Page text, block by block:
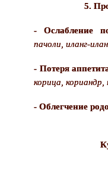
5.
- Ослабление
пачоли, иланг-
- Потеря
корица,
- Облегчение